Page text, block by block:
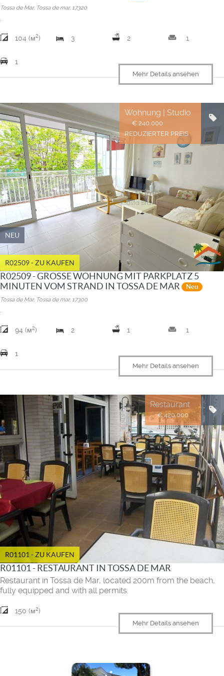
Tossa de Mar, Tossa de mar, 17320
104 (м2) 3 2 weekend 1
1
Mehr Details ansehen
NEU
R02509 - ZU KAUFEN
Wohnung | Studio
€ 240.000
REDUZIERTER PREIS
R02509 - GROSSE WOHNUNG MIT PARKPLATZ 5
MINUTEN VOM STRAND IN TOSSA DE MAR
Neu
Tossa de Mar, Tossa de mar, 17300
.
94 (м2) 2 1 weekend 1
1
Mehr Details ansehen
R01101 - ZU KAUFEN
Restaurant
€ 420.000
R01101 - RESTAURANT IN TOSSA DE MAR
Restaurant in Tossa de Mar, located 200m from the beach,
fully equipped and with all permits.
150 (м2)
Mehr Details ansehen